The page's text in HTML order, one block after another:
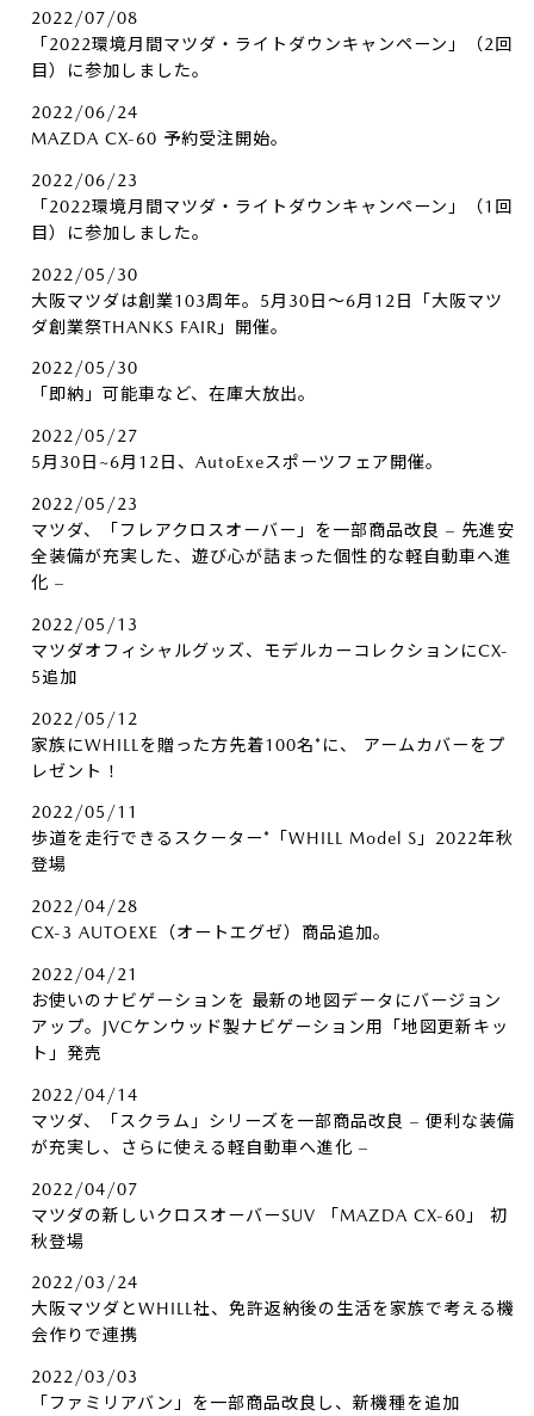
2022/07/08
「2022環境月間マツダ・ライトダウンキャンペーン」（2回
目）に参加しました。
2022/06/24
MAZDA CX-60 予約受注開始。
2022/06/23
「2022環境月間マツダ・ライトダウンキャンペーン」（1回
目）に参加しました。
2022/05/30
大阪マツダは創業103周年。5月30日～6月12日「大阪マツ
ダ創業祭THANKS FAIR」開催。
2022/05/30
「即納」可能車など、在庫大放出。
2022/05/27
5月30日~6月12日、AutoExeスポーツフェア開催。
2022/05/23
マツダ、「フレアクロスオーバー」を一部商品改良 – 先進安
全装備が充実した、遊び心が詰まった個性的な軽自動車へ進
化 –
2022/05/13
マツダオフィシャルグッズ、モデルカーコレクションにCX-
5追加
2022/05/12
家族にWHILLを贈った方先着100名*に、​ アームカバーをプ
レゼント！
2022/05/11
歩道を走行できるスクーター*「WHILL Model S」2022年秋
登場
2022/04/28
CX-3 AUTOEXE（オートエグゼ）商品追加。
2022/04/21
お使いのナビゲーションを 最新の地図データにバージョン
アップ。JVCケンウッド製ナビゲーション用「地図更新キッ
ト」発売
2022/04/14
マツダ、「スクラム」シリーズを一部商品改良 – 便利な装備
が充実し、さらに使える軽自動車へ進化 –
2022/04/07
マツダの新しいクロスオーバーSUV 「MAZDA CX-60」 初
秋登場
2022/03/24
大阪マツダとWHILL社、免許返納後の生活を家族で考える機
会作りで連携
2022/03/03
「ファミリアバン」を一部商品改良し、新機種を追加